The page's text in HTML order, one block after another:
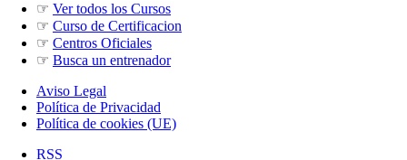
☞ Ver todos los Cursos
☞ Curso de Certificacion
☞ Centros Oficiales
☞ Busca un entrenador
Aviso Legal
Política de Privacidad
Política de cookies (UE)
RSS